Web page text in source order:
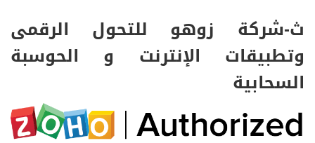
ث-شركة زوهو للتحول الرقمى
وتطبيقات الإنترنت و الحوسبة
السحابية